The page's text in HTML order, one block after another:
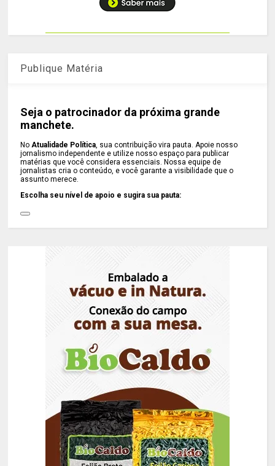
Publique Matéria
Seja o patrocinador da próxima grande
manchete.
NoAtualidade Política, sua contribuição vira pauta. Apoie nosso
jornalismo independente e utilize nosso espaço para publicar
matérias que você considera essenciais. Nossa equipe de
jornalistas cria o conteúdo, e você garante a visibilidade que o
assunto merece.
Escolha seu nível de apoio e sugira sua pauta: